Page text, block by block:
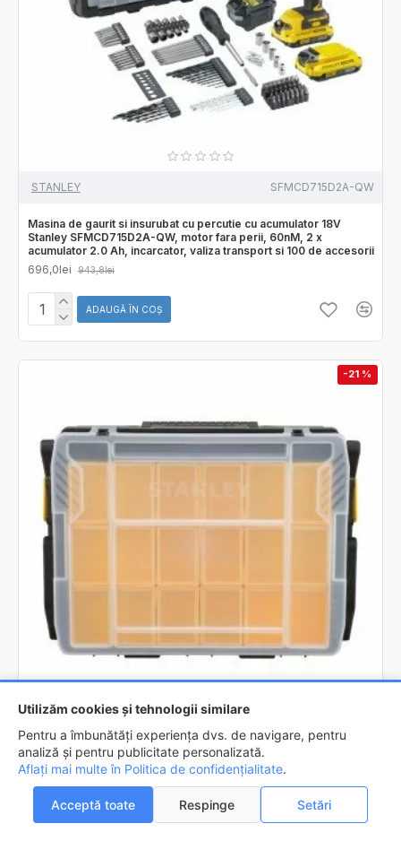
Utilizăm cookies și tehnologii similare
Pentru a îmbunătăți experiența dvs. de navigare, pentru
analiză și pentru publicitate personalizată.
Aflați mai multe în Politica de confidențialitate.
Acceptă toate Respinge Setări
STANLEY SFMCD715D2A-QW
Masina de gaurit si insurubat cu percutie cu acumulator 18V
Stanley SFMCD715D2A-QW, motor fara perii, 60nM, 2 x
acumulator 2.0 Ah, incarcator, valiza transport si 100 de accesorii
696,0lei
943,8lei
ADAUGĂ ÎN COŞ
-21 %
STANLEY STST1-75540
Organizator accesorii scule Stanley STST1-75540, pe 2 nivele
0 0